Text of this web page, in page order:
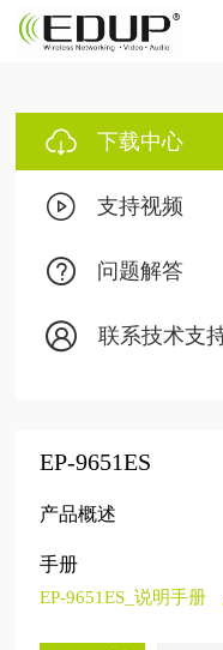
下载中心
支持视频
问题解答
联系技术支
EP-9651ES
产品概述
手册
EP-9651ES_说明手册